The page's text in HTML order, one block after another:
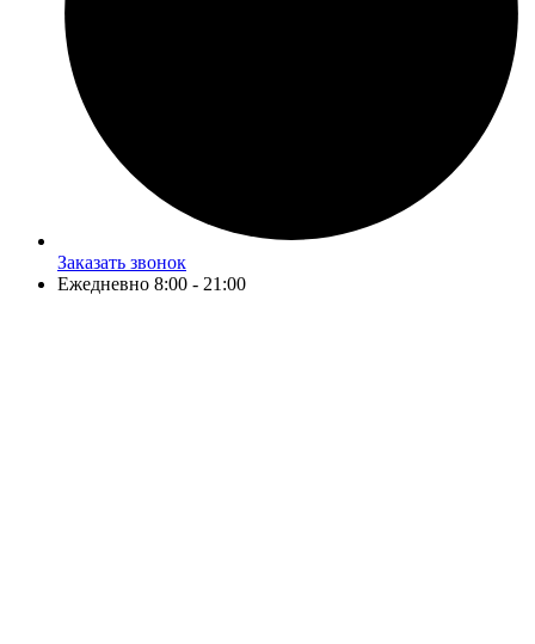
Заказать звонок
Ежедневно 8:00 - 21:00